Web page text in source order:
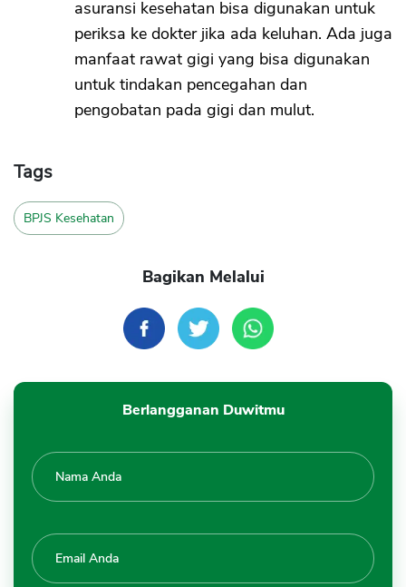
asuransi kesehatan bisa digunakan untuk
periksa ke dokter jika ada keluhan. Ada juga
manfaat rawat gigi yang bisa digunakan
untuk tindakan pencegahan dan
pengobatan pada gigi dan mulut.
Tags
BPJS Kesehatan
Bagikan Melalui
Berlangganan Duwitmu